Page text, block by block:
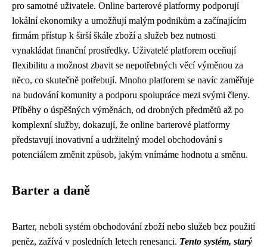
pro samotné uživatele. Online barterové platformy podporují
lokální ekonomiky a umožňují malým podnikům a začínajícím
firmám přístup k širší škále zboží a služeb bez nutnosti
vynakládat finanční prostředky. Uživatelé platforem oceňují
flexibilitu a možnost zbavit se nepotřebných věcí výměnou za
něco, co skutečně potřebují. Mnoho platforem se navíc zaměřuje
na budování komunity a podporu spolupráce mezi svými členy.
Příběhy o úspěšných výměnách, od drobných předmětů až po
komplexní služby, dokazují, že online barterové platformy
představují inovativní a udržitelný model obchodování s
potenciálem změnit způsob, jakým vnímáme hodnotu a směnu.
Barter a daně
Barter, neboli systém obchodování zboží nebo služeb bez použití
peněz, zažívá v posledních letech renesanci. Tento systém, starý